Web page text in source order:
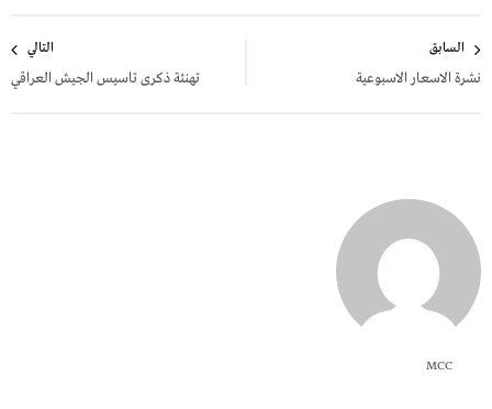
المقالات
السابق
نشرة الاسعار الاسبوعية
التالي
تهنئة ذكرى تاسيس الجيش العراقي
MCC